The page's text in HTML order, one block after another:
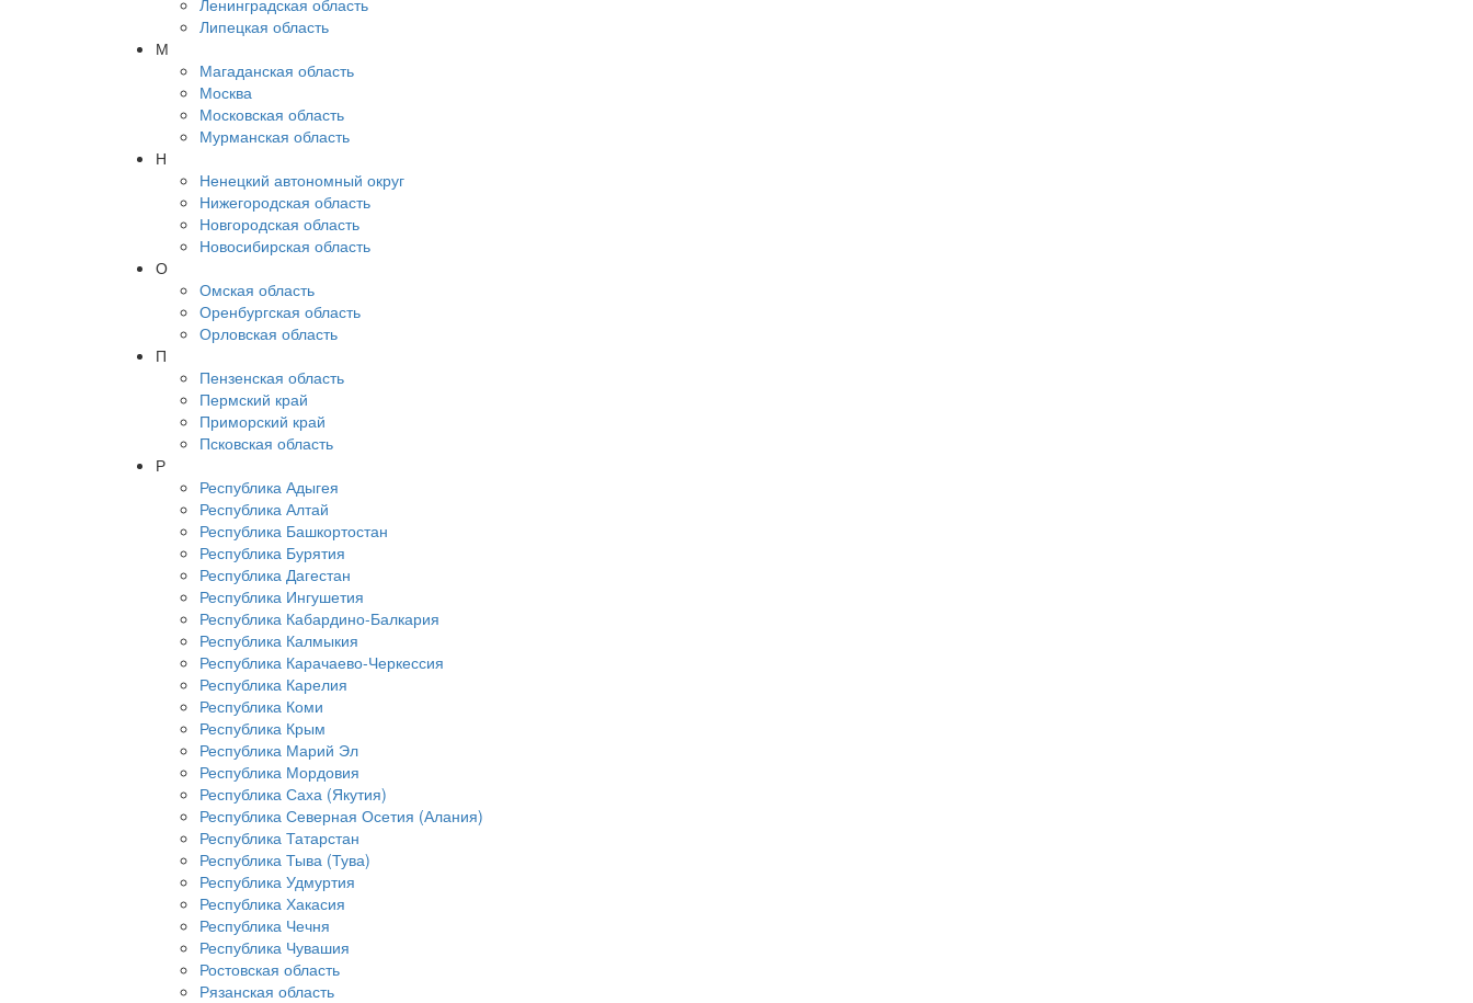
Ленинградская область
Липецкая область
М
Магаданская область
Москва
Московская область
Мурманская область
Н
Ненецкий автономный округ
Нижегородская область
Новгородская область
Новосибирская область
О
Омская область
Оренбургская область
Орловская область
П
Пензенская область
Пермский край
Приморский край
Псковская область
Р
Республика Адыгея
Республика Алтай
Республика Башкортостан
Республика Бурятия
Республика Дагестан
Республика Ингушетия
Республика Кабардино-Балкария
Республика Калмыкия
Республика Карачаево-Черкессия
Республика Карелия
Республика Коми
Республика Крым
Республика Марий Эл
Республика Мордовия
Республика Саха (Якутия)
Республика Северная Осетия (Алания)
Республика Татарстан
Республика Тыва (Тува)
Республика Удмуртия
Республика Хакасия
Республика Чечня
Республика Чувашия
Ростовская область
Рязанская область